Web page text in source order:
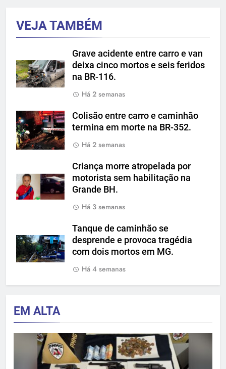
VEJA TAMBÉM
Grave acidente entre carro e van
deixa cinco mortos e seis feridos
na BR-116.
Há 2 semanas
Colisão entre carro e caminhão
termina em morte na BR-352.
Há 2 semanas
Criança morre atropelada por
motorista sem habilitação na
Grande BH.
Há 3 semanas
Tanque de caminhão se
desprende e provoca tragédia
com dois mortos em MG.
Há 4 semanas
EM ALTA